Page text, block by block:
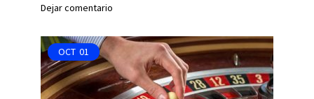
Dejar comentario
OCT 01